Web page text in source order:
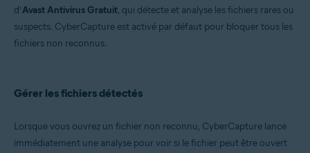
Avast Premium Security 22.x pour Windows
Systèmes d'exploitation:
Microsoft Windows 8.1/Professionnel/Entreprise (32/64 bits)
Premium/Professionnel/Entreprise/Édition Intégrale - Service Pack 1
avec mise à jour cumulative de commodité (32/64 bits)
d’Avast Antivirus Gratuit, qui détecte et analyse les fichiers rares ou
suspects. CyberCapture est activé par défaut pour bloquer tous les
fichiers non reconnus.
Gérer les fichiers détectés
Lorsque vous ouvrez un fichier non reconnu, CyberCapture lance
immédiatement une analyse pour voir si le fichier peut être ouvert